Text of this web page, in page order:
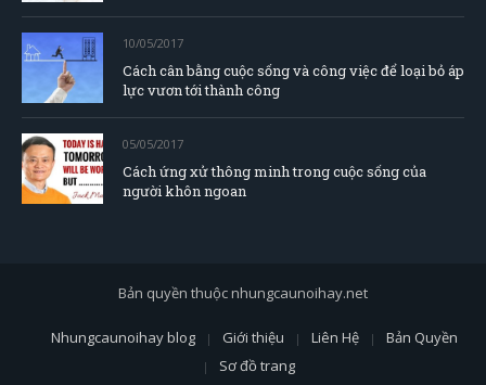
10/05/2017
Cách cân bằng cuộc sống và công việc để loại bỏ áp
lực vươn tới thành công
05/05/2017
Cách ứng xử thông minh trong cuộc sống của
người khôn ngoan
Bản quyền thuộc nhungcaunoihay.net
Nhungcaunoihay blog Giới thiệu Liên Hệ
Bản Quyền
Sơ đồ trang